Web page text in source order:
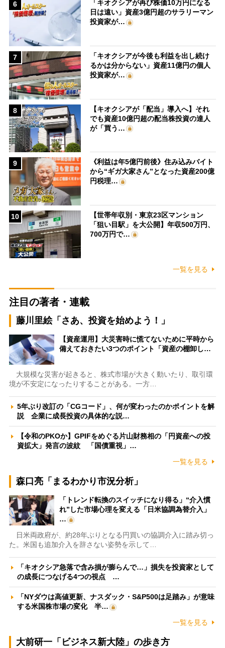
6
「キオクシアが再び株価10万円になる
日は遠い」資産3億円超のサラリーマン
投資家が…
7
「キオクシアが今後も利益を出し続け
るかは分からない」資産11億円の個人
投資家が…
8
【キオクシアが「配当」導入へ】それ
でも資産10億円超の配当株投資の達人
が「買う…
9
《利益は年5億円前後》住み込みバイト
から“ギガ大家さん”となった資産200億
円税理…
10
【世帯年収別・東京23区マンション
「狙い目駅」を大公開】年収500万円、
700万円で…
一覧を見る
注目の著者・連載
藤川里絵「さあ、投資を始めよう！」
【資産運用】大災害時に慌てないために平時から
備えておきたい3つのポイント「資産の棚卸し…
大規模な災害が起きると、株式市場が大きく動いたり、取引環
境が不安定になったりすることがある。一方…
5年ぶり改訂の「CGコード」、何が変わったのかポイントを解
説 企業に成長投資の具体的な説…
【令和のPKOか】GPIFをめぐる片山財務相の「円資産への投
資拡大」発言の波紋 「国債重視」…
一覧を見る
森口亮「まるわかり市況分析」
「トレンド転換のスイッチになり得る」“介入慣
れ”した市場心理を変える「日米協調為替介入」
…
日米両政府が、約28年ぶりとなる円買いの協調介入に踏み切っ
た。米国も追加介入を辞さない姿勢を示して…
「キオクシア急落で含み損が膨らんで…」損失を投資家として
の成長につなげる4つの視点 …
「NYダウは高値更新、ナスダック・S&P500は足踏み」が意味
する米国株市場の変化 半…
一覧を見る
大前研一「ビジネス新大陸」の歩き方